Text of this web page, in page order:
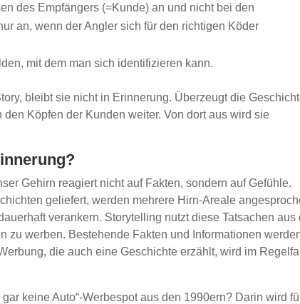
des Empfängers (=Kunde) an und nicht bei den
an, wenn der Angler sich für den richtigen Köder
mit dem man sich identifizieren kann.
bleibt sie nicht in Erinnerung. Überzeugt die
Köpfen der Kunden weiter. Von dort aus wird sie
Gehirn reagiert nicht auf Fakten, sondern auf Gefühle.
geliefert, werden mehrere Hirn-Areale
verankern. Storytelling nutzt diese Tatsachen aus
zu werben. Bestehende Fakten und Informationen
die auch eine Geschichte erzählt, wird im Regelfall
keine Auto“-Werbespot aus den 1990ern? Darin wird